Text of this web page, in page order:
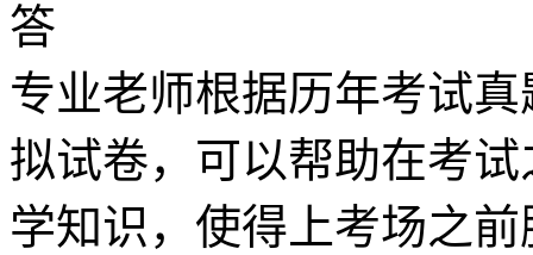
答
专业老师根据历年考试
拟试卷，可以帮助在考
学知识，使得上考场之